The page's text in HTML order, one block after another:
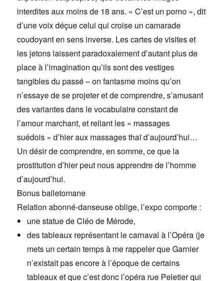
interdites aux moins de 18 ans. « C’est un porno », dit
d’une voix déçue celui qui croise un camarade
coudoyant en sens inverse. Les cartes de visites et
les jetons laissent paradoxalement d’autant plus de
place à l’imagination qu’ils sont des vestiges
tangibles du passé – on fantasme moins qu’on
n’essaye de se projeter et de comprendre, s’amusant
des variantes dans le vocabulaire constant de
l’amour marchant, et reliant les « massages
suédois » d’hier aux massages thaï d’aujourd’hui…
Un désir de comprendre, en somme, ce que la
prostitution d’hier peut nous apprendre de l’homme
d’aujourd’hui.
Bonus balletomane
Relation abonné-danseuse oblige, l’expo comporte :
une statue de Cléo de Mérode,
des tableaux représentant le carnaval à l’Opéra (je
mets un certain temps à me rappeler que Garnier
n’existait pas encore à l’époque de certains
tableaux et que c’est donc l’opéra rue Peletier qui